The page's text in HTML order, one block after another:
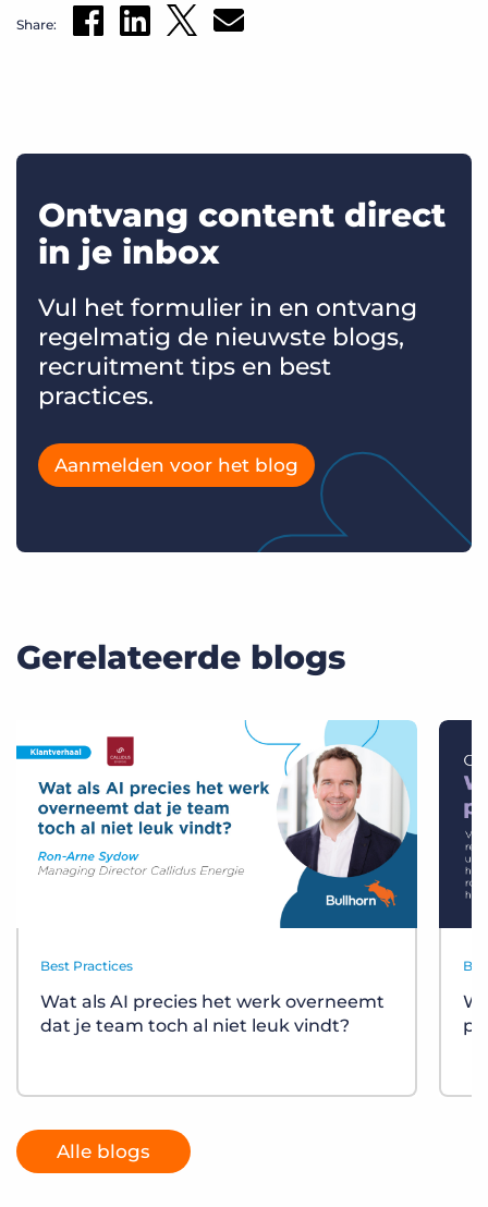
Share:
Ontvang content direct
in je inbox
Vul het formulier in en ontvang
regelmatig de nieuwste blogs,
recruitment tips en best
practices.
Aanmelden voor het blog
Gerelateerde blogs
Best Practices
Wat als AI precies het werk overneemt
dat je team toch al niet leuk vindt?
Alle blogs